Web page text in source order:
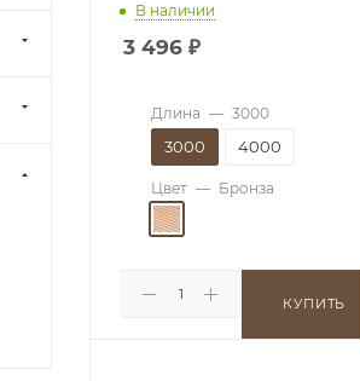
В наличии
3 496 ₽
Длина — 3000
3000 4000
Цвет — Бронза
КУПИТЬ